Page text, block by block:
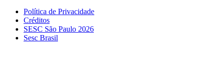
Política de Privacidade
Créditos
SESC São Paulo 2026
Sesc Brasil